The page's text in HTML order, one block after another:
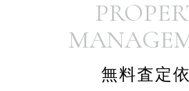
不動産管理
無料査定